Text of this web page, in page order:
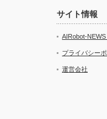
サイト情報
AIRobot-
プライバシー
運営会社